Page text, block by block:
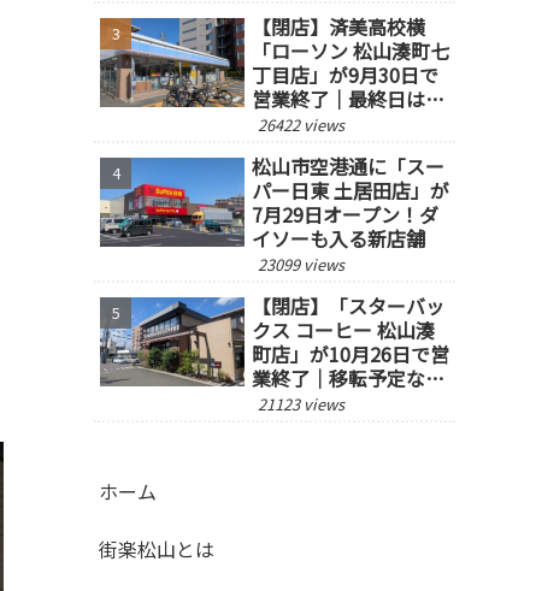
【閉店】済美高校横
「ローソン 松山湊町七
丁目店」が9月30日で
営業終了｜最終日は14
時閉店
26422 views
松山市空港通に「スー
パー日東 土居田店」が
7月29日オープン！ダ
イソーも入る新店舗
23099 views
【閉店】「スターバッ
クス コーヒー 松山湊
町店」が10月26日で営
業終了｜移転予定な
し、跡地の今後にも注
21123 views
ホーム
街楽松山とは